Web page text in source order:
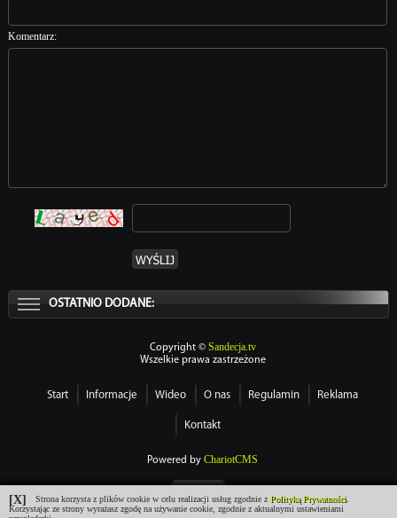
Komentarz:
OSTATNIO DODANE:
Copyright © Sandecja.tv
Wszelkie prawa zastrzeżone
Start Informacje Wideo O nas Regulamin Reklama
Kontakt
Powered byChariotCMS
[X] Strona korzysta z plików cookie w celu realizacji usług zgodnie z Polityką Prywatności
Korzystając ze strony wyrażasz zgodę na używanie cookie, zgodnie z aktualnymi ustawieniami